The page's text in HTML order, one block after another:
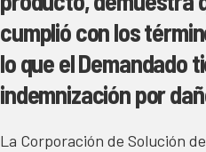
cumplió con los
lo que el Demandado
indemnización por
La Corporación de Solución